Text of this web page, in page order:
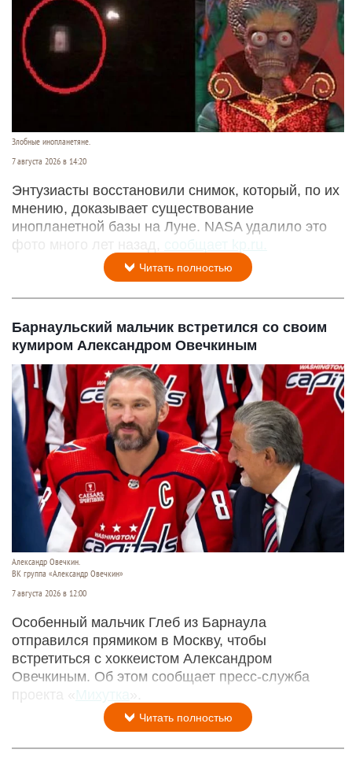
Злобные инопланетяне.
7 августа 2026 в 14:20
Энтузиасты восстановили снимок, который, по их
мнению, доказывает существование
инопланетной базы на Луне. NASA удалило это
фото много лет назад,
сообщает kp.ru.
Читать полностью
Барнаульский мальчик встретился со своим
кумиром Александром Овечкиным
Александр Овечкин.
ВК группа «Александр Овечкин»
7 августа 2026 в 12:00
Особенный мальчик Глеб из Барнаула
отправился прямиком в Москву, чтобы
встретиться с хоккеистом Александром
Овечкиным. Об этом сообщает пресс-служба
проекта « Михутка
Читать полностью